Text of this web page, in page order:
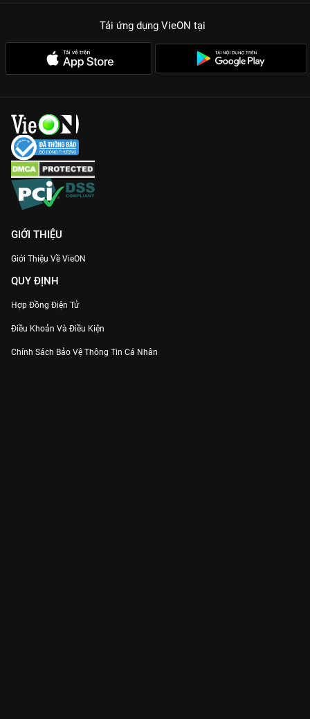
Tải ứng dụng VieON tại
GIỚI THIỆU
Giới Thiệu Về VieON
QUY ĐỊNH
Hợp Đồng Điện Tử
Điều Khoản Và Điều Kiện
Chính Sách Bảo Vệ Thông Tin Cá Nhân